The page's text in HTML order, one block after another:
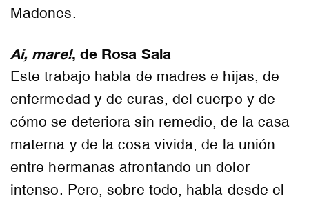
Madones.
Ai, mare!, de Rosa Sala
Este trabajo habla de madres e hijas, de
enfermedad y de curas, del cuerpo y de
cómo se deteriora sin remedio, de la casa
materna y de la cosa vivida, de la unión
entre hermanas afrontando un dolor
intenso. Pero, sobre todo, habla desde el